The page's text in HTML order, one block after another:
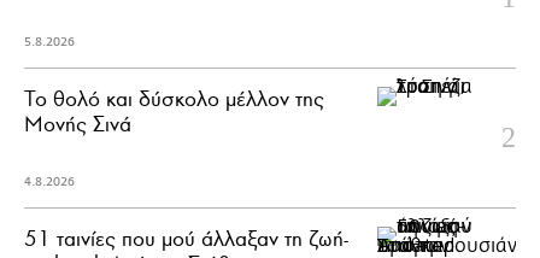
5.8.2026
Το θολό και δύσκολο μέλλον της
Μονής Σινά
4.8.2026
51 ταινίες που μού άλλαξαν τη ζωή-